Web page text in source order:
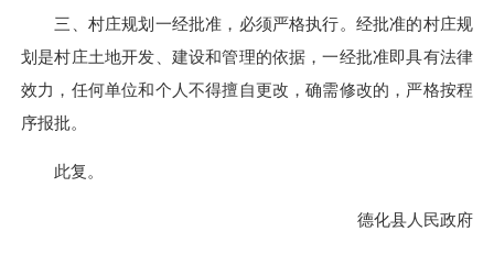
三、村庄规划一经批准，必须严格执行。经批准的村庄规
划是村庄土地开发、建设和管理的依据，一经批准即具有法律
效力，任何单位和个人不得擅自更改，确需修改的，严格按程
序报批。
此复。
德化县人民政府